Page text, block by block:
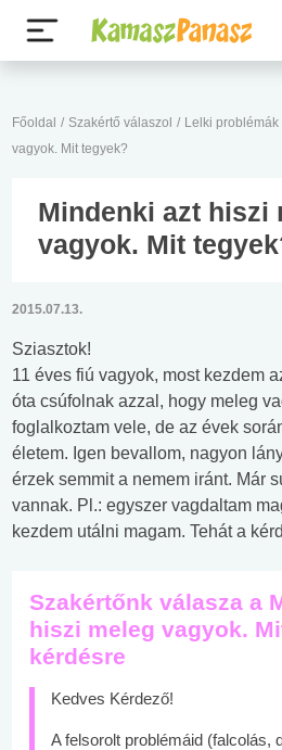
Főoldal / Szakértő válaszol / Lelki problémák
vagyok. Mit tegyek?
Mindenki azt hiszi
vagyok. Mit
2015.07.13.
Sziasztok!
11 éves fiú vagyok, most kezdem
óta csúfolnak azzal, hogy meleg
foglalkoztam vele, de az évek
életem. Igen bevallom, nagyon
érzek semmit a nemem iránt. Már
vannak. Pl.: egyszer vagdaltam
kezdem utálni magam. Tehát a
Szakértőnk válasza a
hiszi meleg vagyok.
kérdésre
Kedves Kérdező!
A felsorolt problémáid (falcolás,